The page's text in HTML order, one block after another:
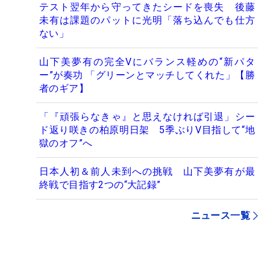
テスト翌年から守ってきたシードを喪失 後藤
未有は課題のパットに光明「落ち込んでも仕方
ない」
山下美夢有の完全Vにバランス軽めの“新パタ
ー”が奏功 「グリーンとマッチしてくれた」【勝
者のギア】
「『頑張らなきゃ』と思えなければ引退」シー
ド返り咲きの柏原明日架 5季ぶりV目指して“地
獄のオフ”へ
日本人初＆前人未到への挑戦 山下美夢有が最
終戦で目指す2つの“大記録”
ニュース一覧